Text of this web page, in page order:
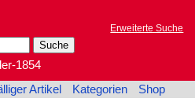
Erweiterte Suche
1854
Artikel Kategorien Shop